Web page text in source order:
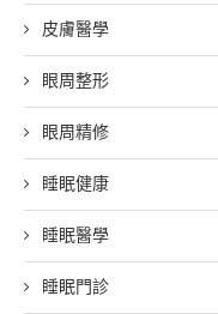
皮膚醫學
眼周整形
眼周精修
睡眠健康
睡眠醫學
睡眠門診